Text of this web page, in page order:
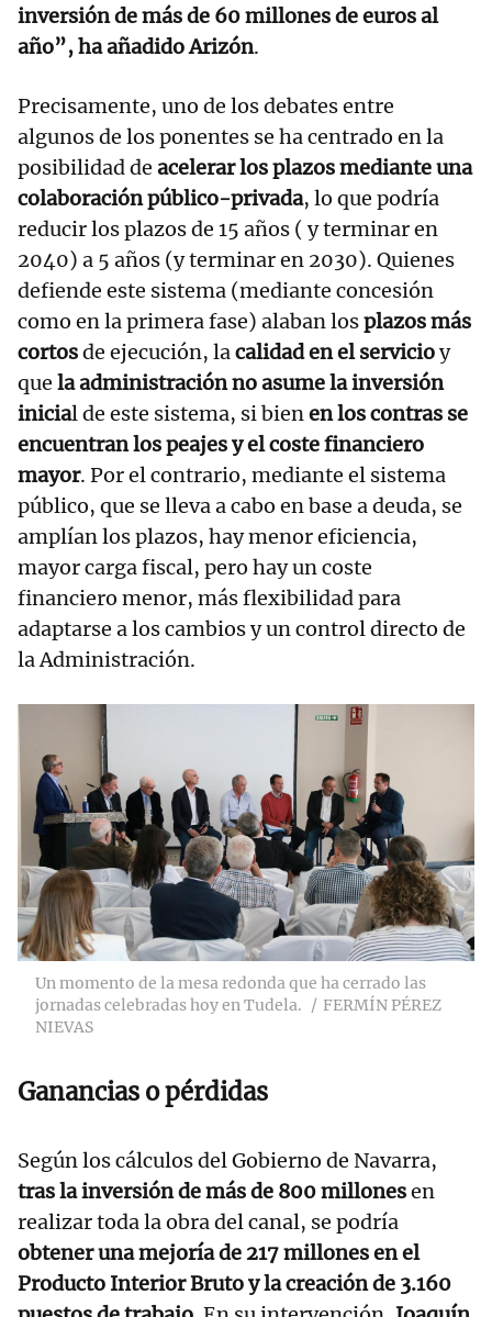
inversión de más de 60 millones de euros al
año”, ha añadido Arizón.
Precisamente, uno de los debates entre
algunos de los ponentes se ha centrado en la
posibilidad de acelerar los plazos mediante una
colaboración público-privada, lo que podría
reducir los plazos de 15 años ( y terminar en
2040) a 5 años (y terminar en 2030). Quienes
defiende este sistema (mediante concesión
como en la primera fase) alaban losplazos más
cortosde ejecución, lacalidad en el servicioy
que la administración no asume la inversión
inicial de este sistema, si bienen los contras se
encuentran los peajes y el coste financiero
mayor. Por el contrario, mediante el sistema
público, que se lleva a cabo en base a deuda, se
amplían los plazos, hay menor eficiencia,
mayor carga fiscal, pero hay un coste
financiero menor, más flexibilidad para
adaptarse a los cambios y un control directo de
la Administración.
Un momento de la mesa redonda que ha cerrado las
jornadas celebradas hoy en Tudela.
FERMÍN PÉREZ
NIEVAS
Ganancias o pérdidas
Según los cálculos del Gobierno de Navarra,
tras la inversión de más de 800 millonesen
realizar toda la obra del canal, se podría
obtener una mejoría de 217 millones en el
Producto Interior Bruto y la creación de 3.160